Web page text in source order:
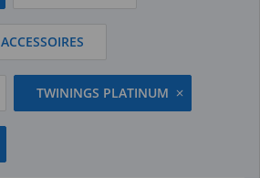
ACCESSOIRES
TWININGS PLATINUM